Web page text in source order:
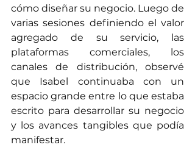
cómo diseñar su negocio. Luego de
varias sesiones definiendo el valor
agregado de su servicio, las
plataformas comerciales, los
canales de distribución, observé
que Isabel continuaba con un
espacio grande entre lo que estaba
escrito para desarrollar su negocio
y los avances tangibles que podía
manifestar.